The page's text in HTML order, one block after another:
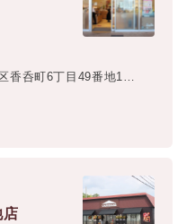
香呑町6丁目49番地1
1階